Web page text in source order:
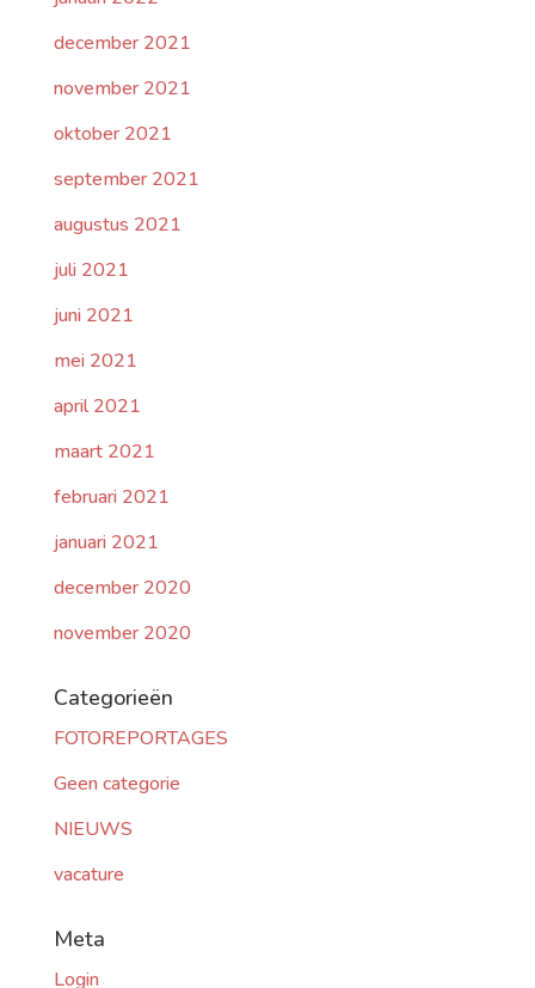
december 2021
november 2021
oktober 2021
september 2021
augustus 2021
juli 2021
juni 2021
mei 2021
april 2021
maart 2021
februari 2021
januari 2021
december 2020
november 2020
Categorieën
FOTOREPORTAGES
Geen categorie
NIEUWS
vacature
Meta
Login